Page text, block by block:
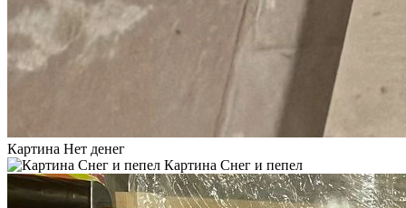
Картина Нет денег
Картина Снег и пепел